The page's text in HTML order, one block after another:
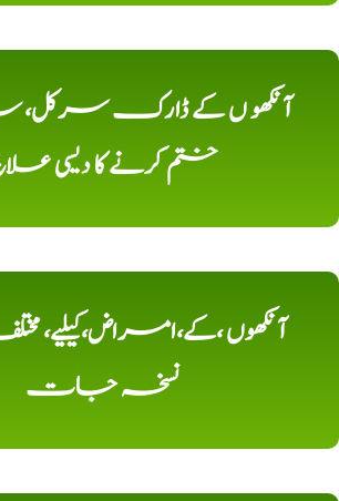
آنکھو ں کے ڈارک سرکل،
ختم کرنے کا دیسی
آنکھوں ،کے،امراض،کیلیے،
نسخہ جات